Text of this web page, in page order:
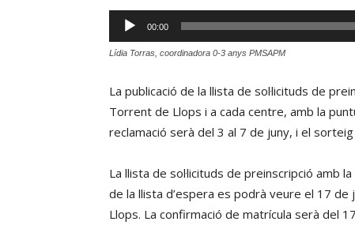
Reproductor
d'àudio
00:00
Lídia Torras, coordinadora 0-3 anys PMSAPM
La publicació de la llista de sol·licituds de
Torrent de Llops i a cada centre, amb la
reclamació serà del 3 al 7 de juny, i el
La llista de sol·licituds de preinscripció amb
de la llista d’espera es podrà veure el 17
Llops. La confirmació de matrícula serà del